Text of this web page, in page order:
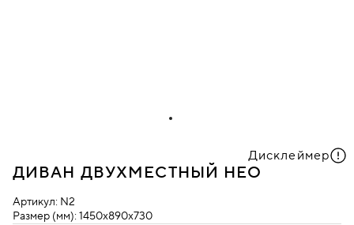
Дисклеймер
ДИВАН ДВУХМЕСТНЫЙ НЕО
Артикул: N2
Размер (мм): 1450х890х730